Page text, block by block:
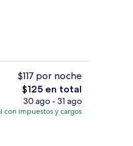
Detalle interior
$117 por noche
El
precio
total
$125 en total
30 ago - 31 ago
con impuestos y cargos